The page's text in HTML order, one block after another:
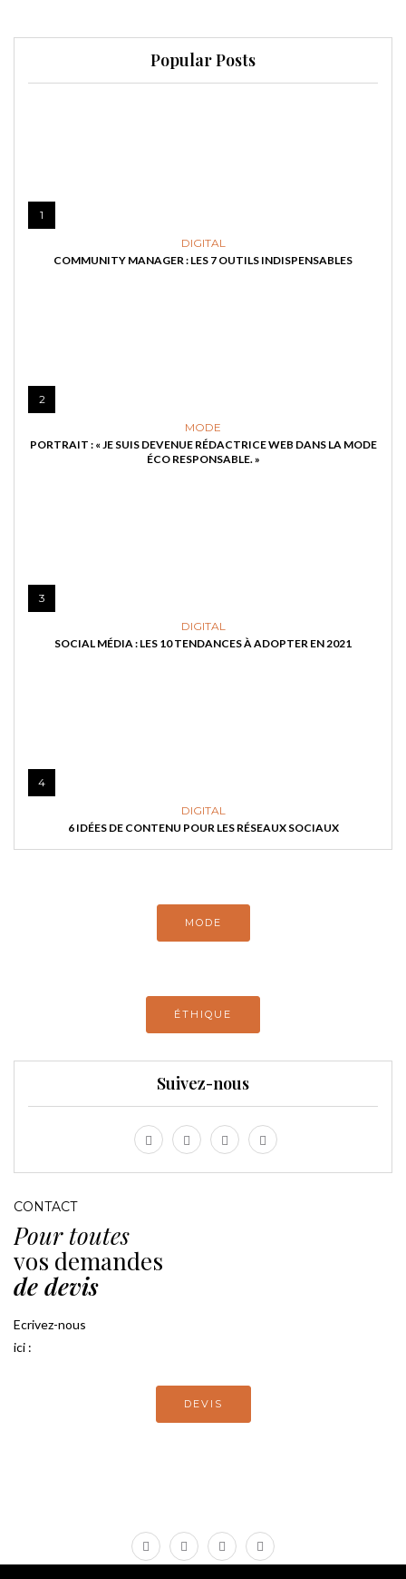
Popular Posts
1
DIGITAL
COMMUNITY MANAGER : LES 7 OUTILS INDISPENSABLES
2
MODE
PORTRAIT : « JE SUIS DEVENUE RÉDACTRICE WEB DANS LA MODE
ÉCO RESPONSABLE. »
3
DIGITAL
SOCIAL MÉDIA : LES 10 TENDANCES À ADOPTER EN 2021
4
DIGITAL
6 IDÉES DE CONTENU POUR LES RÉSEAUX SOCIAUX
MODE
ÉTHIQUE
Suivez-nous
CONTACT
Pour toutes
vos demandes
de devis
Ecrivez-nous
ici :
DEVIS